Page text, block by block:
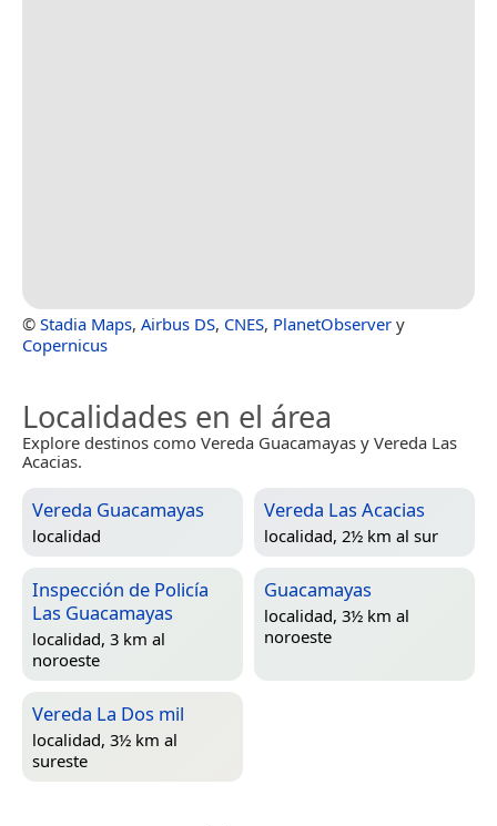
© Stadia Maps, Airbus DS, CNES, PlanetObserver y
Copernicus
Localidades en el área
Explore destinos como Vereda Guacamayas y Vereda Las
Acacias.
Vereda Guacamayas
localidad
Vereda Las Acacias
localidad, 2½ km al sur
Inspección de Policía
Las Guacamayas
localidad, 3 km al
noroeste
Guacamayas
localidad, 3½ km al
noroeste
Vereda La Dos mil
localidad, 3½ km al
sureste